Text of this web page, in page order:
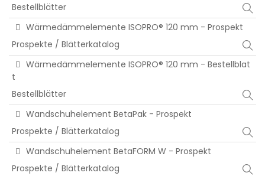
Bestellblätter
Wärmedämmelemente ISOPRO® 120 mm - Prospekt
Prospekte / Blätterkatalog
Wärmedämmelemente ISOPRO® 120 mm - Bestellblat
t
Bestellblätter
Wandschuhelement BetaPak - Prospekt
Prospekte / Blätterkatalog
Wandschuhelement BetaFORM W - Prospekt
Prospekte / Blätterkatalog